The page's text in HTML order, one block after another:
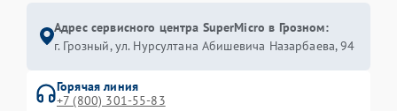
Адрес сервисного центра SuperMicro в Грозном:
г. Грозный, ул. Нурсултана Абишевича Назарбаева, 94
Горячая линия
+7 (800) 301-55-83